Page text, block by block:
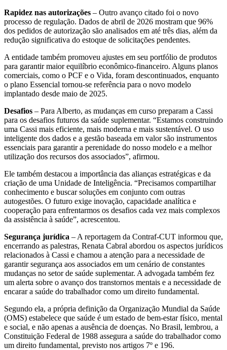
Rapidez nas autorizações – Outro avanço citado foi o novo
processo de regulação. Dados de abril de 2026 mostram que 96%
dos pedidos de autorização são analisados em até três dias, além da
redução significativa do estoque de solicitações pendentes.
A entidade também promoveu ajustes em seu portfólio de produtos
para garantir maior equilíbrio econômico-financeiro. Alguns planos
comerciais, como o PCF e o Vida, foram descontinuados, enquanto
o plano Essencial tornou-se referência para o novo modelo
implantado desde maio de 2025.
Desafios – Para Alberto, as mudanças em curso preparam a Cassi
para os desafios futuros da saúde suplementar. “Estamos construindo
uma Cassi mais eficiente, mais moderna e mais sustentável. O uso
inteligente dos dados e a gestão baseada em valor são instrumentos
essenciais para garantir a perenidade do nosso modelo e a melhor
utilização dos recursos dos associados”, afirmou.
Ele também destacou a importância das alianças estratégicas e da
criação de uma Unidade de Inteligência. “Precisamos compartilhar
conhecimento e buscar soluções em conjunto com outras
autogestões. O futuro exige inovação, capacidade analítica e
cooperação para enfrentarmos os desafios cada vez mais complexos
da assistência à saúde”, acrescentou.
Segurança jurídica – A reportagem da Contraf-CUT informou que,
encerrando as palestras, Renata Cabral abordou os aspectos jurídicos
relacionados à Cassi e chamou a atenção para a necessidade de
garantir segurança aos associados em um cenário de constantes
mudanças no setor de saúde suplementar. A advogada também fez
um alerta sobre o avanço dos transtornos mentais e a necessidade de
encarar a saúde do trabalhador como um direito fundamental.
Segundo ela, a própria definição da Organização Mundial da Saúde
(OMS) estabelece que saúde é um estado de bem-estar físico, mental
e social, e não apenas a ausência de doenças. No Brasil, lembrou, a
Constituição Federal de 1988 assegura a saúde do trabalhador como
um direito fundamental, previsto nos artigos 7º e 196.